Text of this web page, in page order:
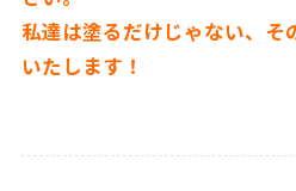
私達は塗るだけじゃない、そ
いたします！